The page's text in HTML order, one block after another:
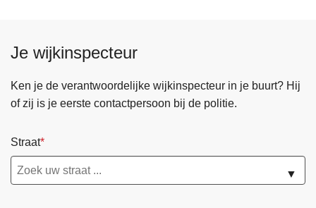
Je wijkinspecteur
Ken je de verantwoordelijke wijkinspecteur in je buurt? Hij
of zij is je eerste contactpersoon bij de politie.
Straat
▼